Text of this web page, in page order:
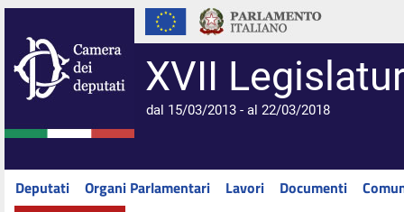
XVII
dal 15/03/2013 - al 22/03/2018
Deputati Organi Parlamentari Lavori Documenti